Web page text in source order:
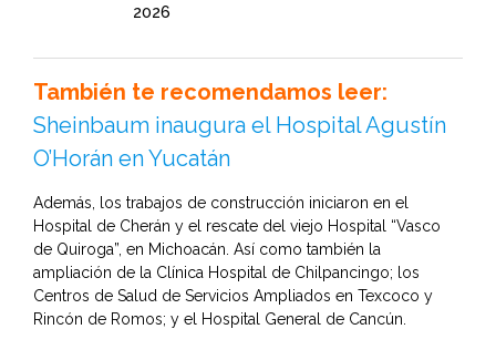
2026
También te recomendamos leer:
Sheinbaum inaugura el Hospital Agustín
O’Horán en Yucatán
Además, los trabajos de construcción iniciaron en el
Hospital de Cherán y el rescate del viejo Hospital “Vasco
de Quiroga”, en Michoacán. Así como también la
ampliación de la Clínica Hospital de Chilpancingo; los
Centros de Salud de Servicios Ampliados en Texcoco y
Rincón de Romos; y el Hospital General de Cancún.